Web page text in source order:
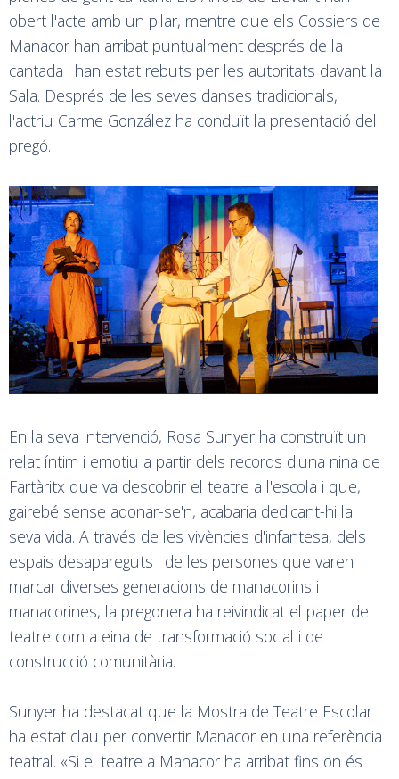
obert l'acte amb un pilar, mentre que els Cossiers de
Manacor han arribat puntualment després de la
cantada i han estat rebuts per les autoritats davant la
Sala. Després de les seves danses tradicionals,
l'actriu Carme González ha conduït la presentació del
pregó.
En la seva intervenció, Rosa Sunyer ha construït un
relat íntim i emotiu a partir dels records d'una nina de
Fartàritx que va descobrir el teatre a l'escola i que,
gairebé sense adonar-se'n, acabaria dedicant-hi la
seva vida. A través de les vivències d'infantesa, dels
espais desapareguts i de les persones que varen
marcar diverses generacions de manacorins i
manacorines, la pregonera ha reivindicat el paper del
teatre com a eina de transformació social i de
construcció comunitària.
Sunyer ha destacat que la Mostra de Teatre Escolar
ha estat clau per convertir Manacor en una referència
teatral. «Si el teatre a Manacor ha arribat fins on és